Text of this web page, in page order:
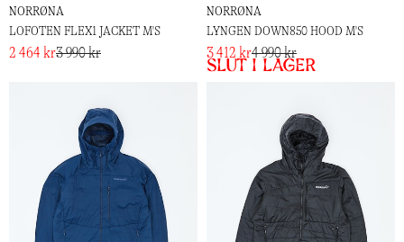
NORRØNA
LOFOTEN FLEX1 JACKET M'S
2 464 kr3 990 kr
NORRØNA
LYNGEN DOWN850 HOOD M'S
3 412 kr4 990 kr
Slut i lager